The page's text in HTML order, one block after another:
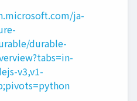
ja-
durable-
v3,v1-